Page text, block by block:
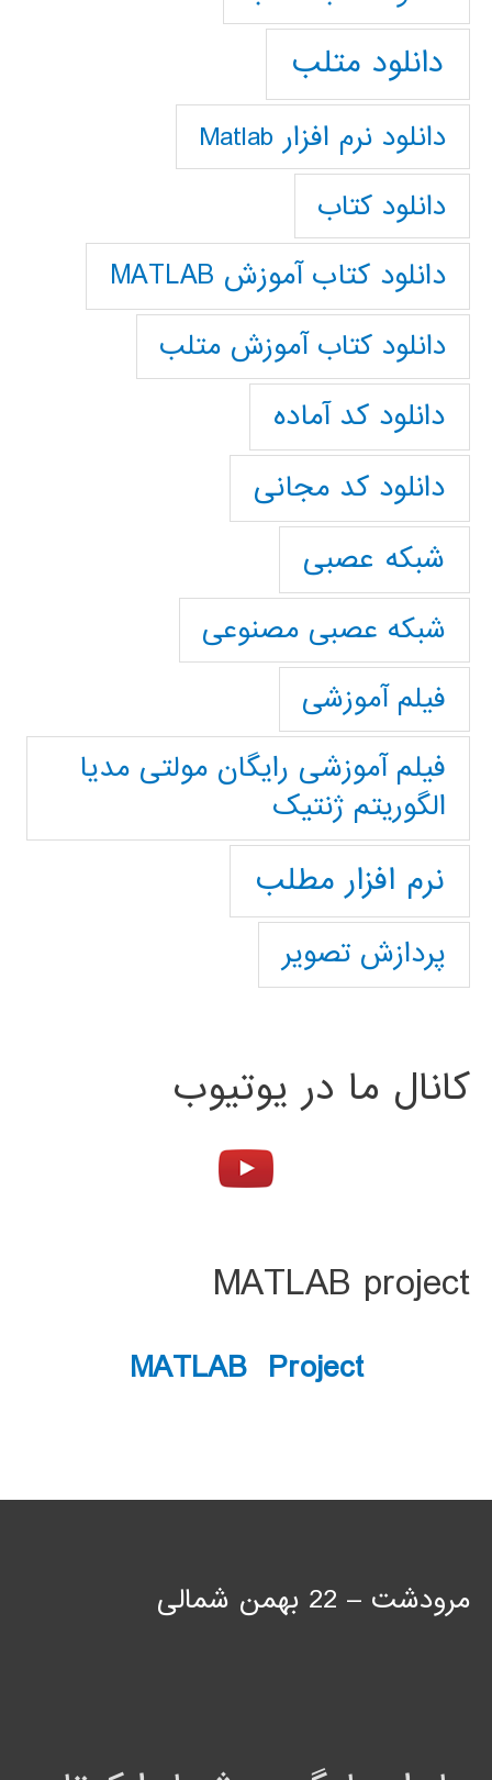
دانلود متلب
دانلود نرم افزار Matlab
دانلود کتاب
دانلود کتاب آموزش MATLAB
دانلود کتاب آموزش متلب
دانلود کد آماده
دانلود کد مجانی
شبکه عصبی
شبکه عصبی مصنوعی
فیلم آموزشی
فیلم آموزشی رایگان مولتی مدیا
الگوریتم ژنتیک
نرم افزار مطلب
پردازش تصویر
کانال ما در یوتیوب
MATLAB project
MATLAB Project
مرودشت – 22 بهمن شمالی